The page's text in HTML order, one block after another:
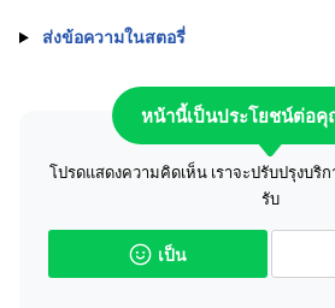
ส่งข้อความในสตอรี่
หน้านี้เป็นประโยชน์ต่อ
โปรดแสดงความคิดเห็น เราจะปรับปรุงบริ
รับ
เป็น